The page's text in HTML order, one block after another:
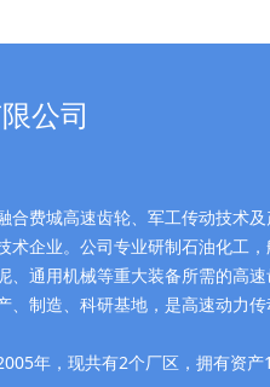
公司
费城高速齿轮、军工传动技术及
术企业。公司专业研制石油化工
、通用机械等重大装备所需的高
、制造、科研基地，是高速动力
年，现共有2个厂区，拥有资